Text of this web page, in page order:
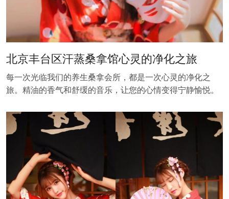
北京丰台区汗蒸桑拿馆心灵的净化之旅
每一次光临我们的养生桑拿会所，都是一次心灵的净化之
旅。精油的香气和舒缓的音乐，让您的心情变得宁静愉悦。